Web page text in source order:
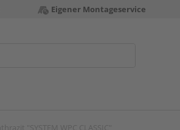
Eigener Montageservice